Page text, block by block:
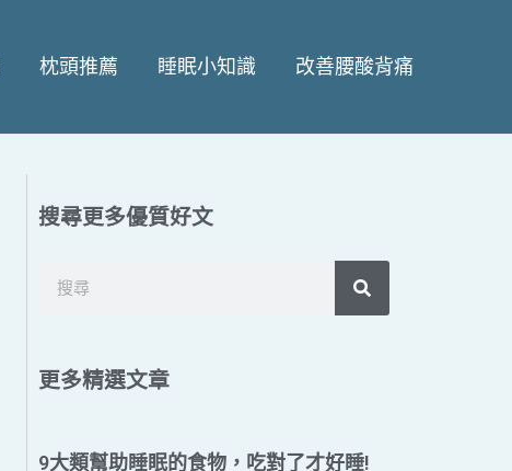
枕頭推薦 睡眠小知識 改善腰酸背痛
搜尋更多優質好文
更多精選文章
9大類幫助睡眠的食物，吃對了才好睡!